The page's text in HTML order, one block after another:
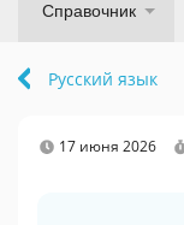
Справочник
Русский язык
17 июня 2026